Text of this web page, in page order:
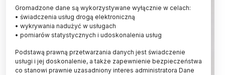
Gromadzone dane są wykorzystywane wyłącznie w celach:
• świadczenia usług drogą elektroniczną
• wykrywania nadużyć w usługach
• pomiarów statystycznych i udoskonalenia usług
Podstawą prawną przetwarzania danych jest świadczenie
usługi i jej doskonalenie, a także zapewnienie bezpieczeństwa
co stanowi prawnie uzasadniony interes administratora Dane